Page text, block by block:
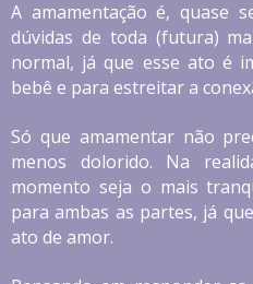
A amamentação é, quase
dúvidas de toda (futura)
normal, já que esse ato é
bebê e para estreitar a
Só que amamentar não
menos dolorido. Na
momento seja o mais
para ambas as partes, já
ato de amor.